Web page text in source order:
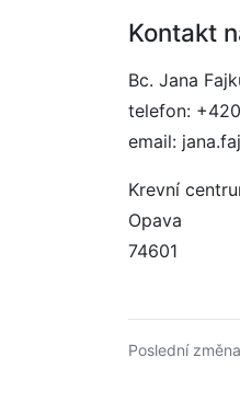
Kontakt
Bc. Jana
telefon:
email:
Krevní
Opava
74601
Poslední